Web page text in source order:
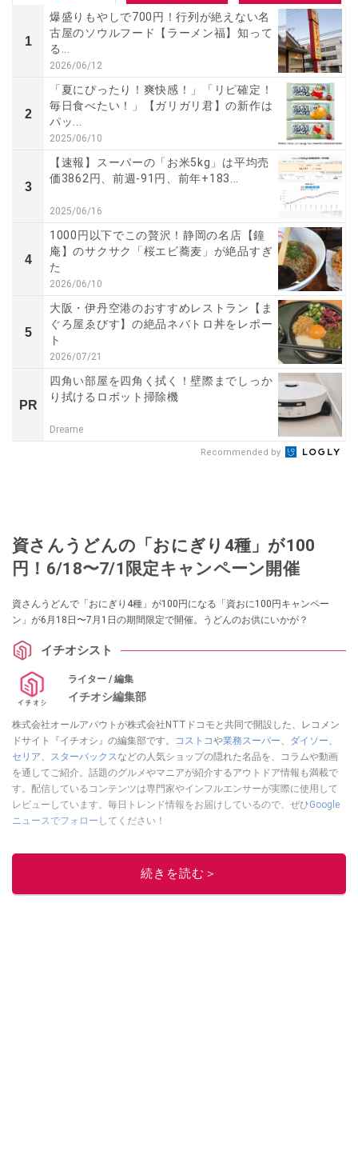
1
爆盛りもやしで700円！行列が絶えない名
古屋のソウルフード【ラーメン福】知って
る...
2026/06/12
2
「夏にぴったり！爽快感！」「リピ確定！
毎日食べたい！」【ガリガリ君】の新作は
パッ...
2025/06/10
3
【速報】スーパーの「お米5kg」は平均売
価3862円、前週-91円、前年+183...
2025/06/16
4
1000円以下でこの贅沢！静岡の名店【鐘
庵】のサクサク「桜エビ蕎麦」が絶品すぎ
た
2026/06/10
5
大阪・伊丹空港のおすすめレストラン【ま
ぐろ屋ゑびす】の絶品ネバトロ丼をレポー
ト
2026/07/21
PR
四角い部屋を四角く拭く！壁際までしっか
り拭けるロボット掃除機
Dreame
Recommended by
資さんうどんの「おにぎり4種」が100
円！6/18〜7/1限定キャンペーン開催
資さんうどんで「おにぎり4種」が100円になる「資おに100円キャンペー
ン」が6月18日〜7月1日の期間限定で開催。うどんのお供にいかが？
イチオシスト
ライター / 編集
イチオシ編集部
株式会社オールアバウトが株式会社NTTドコモと共同で開設した、レコメン
ドサイト『イチオシ』の編集部です。
コストコや業務スーパー、 ダイソー、
セリア、 スターバックスなどの人気ショップの隠れた名品を、コラムや動画
を通してご紹介。話題のグルメやマニアが紹介するアウトドア情報も満載で
す。配信しているコンテンツは専門家やインフルエンサーが実際に使用して
レビューしています。毎日トレンド情報をお届けしているので、ぜひGoogle
ニュースでフォロー してください！
続きを読む＞